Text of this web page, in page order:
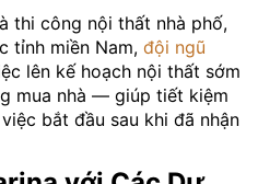
thi công nội thất nhà phố,
tỉnh miền Nam, đội ngũ
lên kế hoạch nội thất sớm
mua nhà — giúp tiết kiệm
bắt đầu sau khi đã nhận